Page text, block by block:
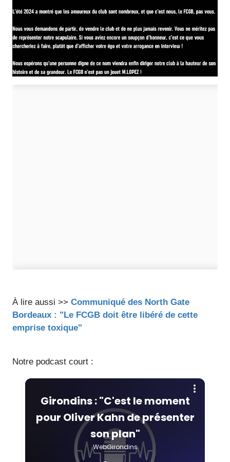
À lire aussi >> Communiqué des North Gate
Bordeaux : "Le FCGB doit être libéré de cette
emprise toxique"
Notre podcast court :